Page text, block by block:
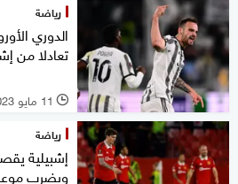
رياضة
الدوري
تعادلا من
l 11 مايو 2023
رياضة
إشبيلية
ويضرب